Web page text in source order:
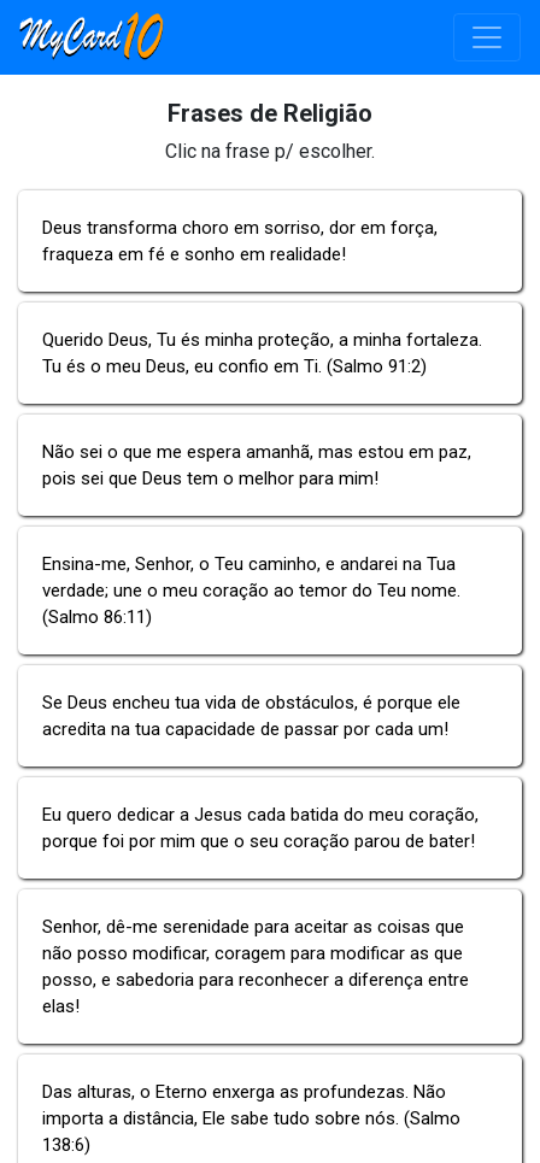
Frases de Religião
Clic na frase p/ escolher.
Deus transforma choro em sorriso, dor em força,
fraqueza em fé e sonho em realidade!
Querido Deus, Tu és minha proteção, a minha fortaleza.
Tu és o meu Deus, eu confio em Ti. (Salmo 91:2)
Não sei o que me espera amanhã, mas estou em paz,
pois sei que Deus tem o melhor para mim!
Ensina-me, Senhor, o Teu caminho, e andarei na Tua
verdade; une o meu coração ao temor do Teu nome.
(Salmo 86:11)
Se Deus encheu tua vida de obstáculos, é porque ele
acredita na tua capacidade de passar por cada um!
Eu quero dedicar a Jesus cada batida do meu coração,
porque foi por mim que o seu coração parou de bater!
Senhor, dê-me serenidade para aceitar as coisas que
não posso modificar, coragem para modificar as que
posso, e sabedoria para reconhecer a diferença entre
elas!
Das alturas, o Eterno enxerga as profundezas. Não
importa a distância, Ele sabe tudo sobre nós. (Salmo
138:6)